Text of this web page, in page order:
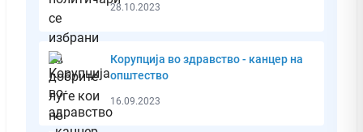
28.10.2023
Корупција во здравство - канцер на
општество
16.09.2023